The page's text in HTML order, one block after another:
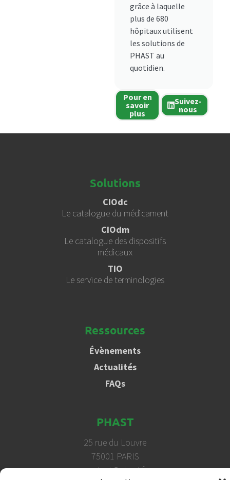
grâce à laquelle
plus de 680
hôpitaux utilisent
les solutions de
PHAST au
quotidien.
Pour en
savoir
plus
Suivez-
nous
PHAST
25 rue du Louvre
75001 PARIS
contact@phast.fr
Solutions
CIOdc
Le catalogue du médicament
CIOdm
Le catalogue des dispositifs
médicaux
TIO
Le service de terminologies
Ressources
Évènements
Actualités
FAQs